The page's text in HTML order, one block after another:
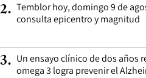
2. Temblor hoy, domingo 9 de
consulta epicentro y magnitud
3. Un ensayo clínico de dos años
omega 3 logra prevenir el